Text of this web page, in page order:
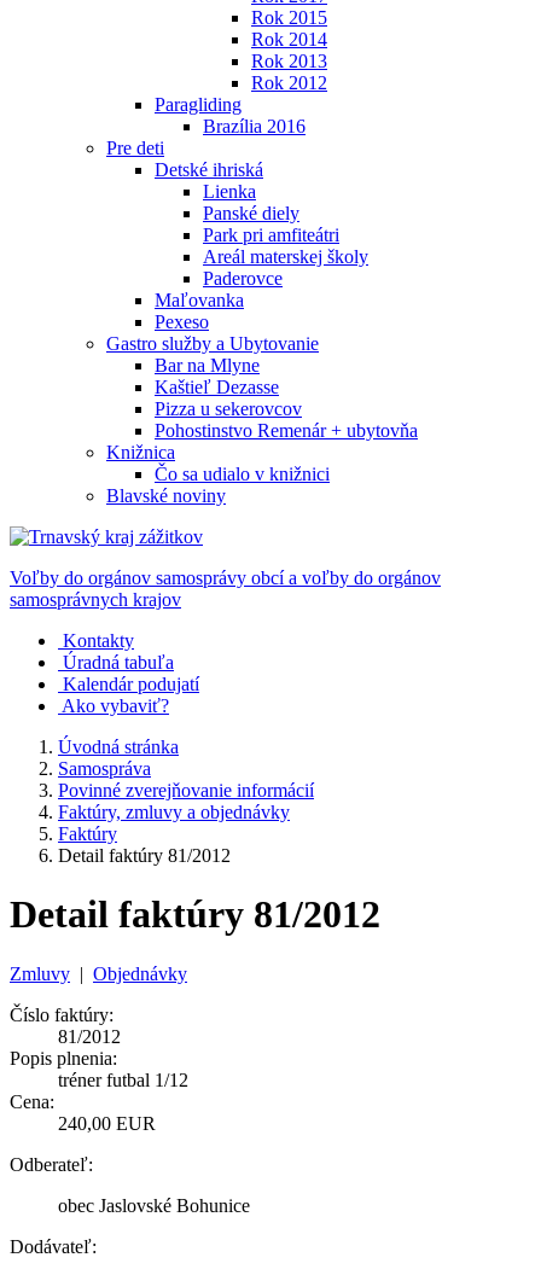
Rok 2015
Rok 2014
Rok 2013
Rok 2012
Paragliding
Brazília 2016
Pre deti
Detské ihriská
Lienka
Panské diely
Park pri amfiteátri
Areál materskej školy
Paderovce
Maľovanka
Pexeso
Gastro služby a Ubytovanie
Bar na Mlyne
Kaštieľ Dezasse
Pizza u sekerovcov
Pohostinstvo Remenár + ubytovňa
Knižnica
Čo sa udialo v knižnici
Blavské noviny
Voľby do orgánov samosprávy obcí a voľby do orgánov
samosprávnych krajov
Kontakty
Úradná tabuľa
Kalendár podujatí
Ako vybaviť?
Úvodná stránka
Samospráva
Povinné zverejňovanie informácií
Faktúry, zmluvy a objednávky
Faktúry
Detail faktúry 81/2012
Detail faktúry 81/2012
Zmluvy | Objednávky
Číslo faktúry:
81/2012
Popis plnenia:
tréner futbal 1/12
Cena:
240,00 EUR
Odberateľ:
obec Jaslovské Bohunice
Dodávateľ: